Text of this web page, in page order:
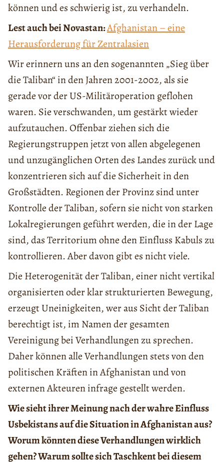
können und es schwierig ist, zu verhandeln.
Lest auch bei Novastan:Afghanistan – eine
Herausforderung für Zentralasien
Wir erinnern uns an den sogenannten „Sieg über
die Taliban“ in den Jahren 2001-2002, als sie
gerade vor der US-Militäroperation geflohen
waren. Sie verschwanden, um gestärkt wieder
aufzutauchen. Offenbar ziehen sich die
Regierungstruppen jetzt von allen abgelegenen
und unzugänglichen Orten des Landes zurück und
konzentrieren sich auf die Sicherheit in den
Großstädten. Regionen der Provinz sind unter
Kontrolle der Taliban, sofern sie nicht von starken
Lokalregierungen geführt werden, die in der Lage
sind, das Territorium ohne den Einfluss Kabuls zu
kontrollieren. Aber davon gibt es nicht viele.
Die Heterogenität der Taliban, einer nicht vertikal
organisierten oder klar strukturierten Bewegung,
erzeugt Uneinigkeiten, wer aus Sicht der Taliban
berechtigt ist, im Namen der gesamten
Vereinigung bei Verhandlungen zu sprechen.
Daher können alle Verhandlungen stets von den
politischen Kräften in Afghanistan und von
externen Akteuren infrage gestellt werden.
Wie sieht ihrer Meinung nach der wahre Einfluss
Usbekistans auf die Situation in Afghanistan aus?
Worum könnten diese Verhandlungen wirklich
gehen? Warum sollte sich Taschkent bei diesem